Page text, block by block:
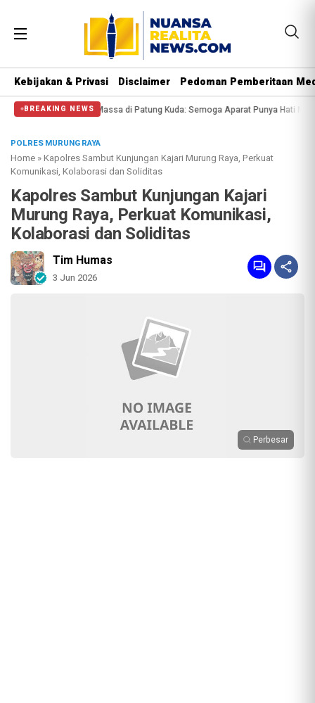
Kebijakan & Privasi Disclaimer Pedoman Pemberitaan
BREAKING NEWS
di Patung Kuda: Semoga Aparat Punya Hati Nurani Massa Reuni
POLRES MURUNG RAYA
Home »Kapolres Sambut Kunjungan Kajari Murung Raya, Perkuat
Komunikasi, Kolaborasi dan Soliditas
Kapolres Sambut Kunjungan Kajari
Murung Raya, Perkuat Komunikasi,
Kolaborasi dan Soliditas
Tim Humas
3 Jun 2026
Perbesar